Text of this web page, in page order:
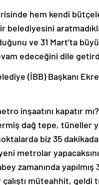
hem kendi
belediyesini
ve 31 Mart’ta
edeceğini dile
(İBB) Başkanı
inşaatını kapatır
dağ tepe, tüneller
biz 35
metrolar
zamanında
çalıştı müteahhit,